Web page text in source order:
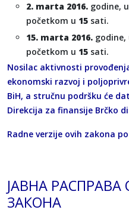
2. marta 2016. godine,
početkom u 15 sati.
15. marta 2016. godine,
početkom u 15 sati.
Nosilac aktivnosti
ekonomski razvoj i
BiH, a stručnu podršku će
Direkcija za finansije Brčko
Radne verzije ovih zakona
ЈАВНА
ЗАКОНА